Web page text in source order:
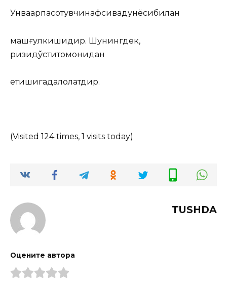
Унваарпасотувчинафсивадунёсибилан
машғулкишидир. Шунингдек,
ризқидўститомонидан
етишигадалолатдир.
(Visited 124 times, 1 visits today)
TUSHDA
Оцените автора